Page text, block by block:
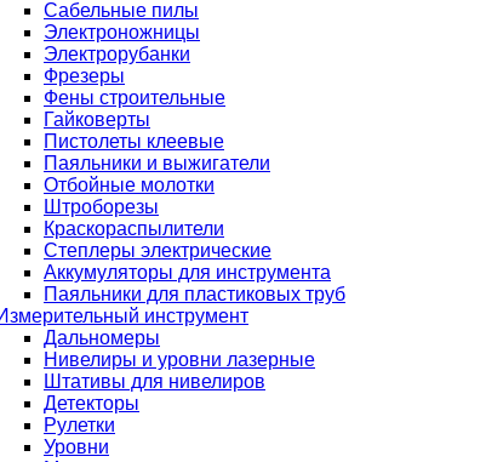
Сабельные пилы
Электроножницы
Электрорубанки
Фрезеры
Фены строительные
Гайковерты
Пистолеты клеевые
Паяльники и выжигатели
Отбойные молотки
Штроборезы
Краскораспылители
Степлеры электрические
Аккумуляторы для инструмента
Паяльники для пластиковых труб
инструмент
Дальномеры
Нивелиры и уровни лазерные
Штативы для нивелиров
Детекторы
Рулетки
Уровни